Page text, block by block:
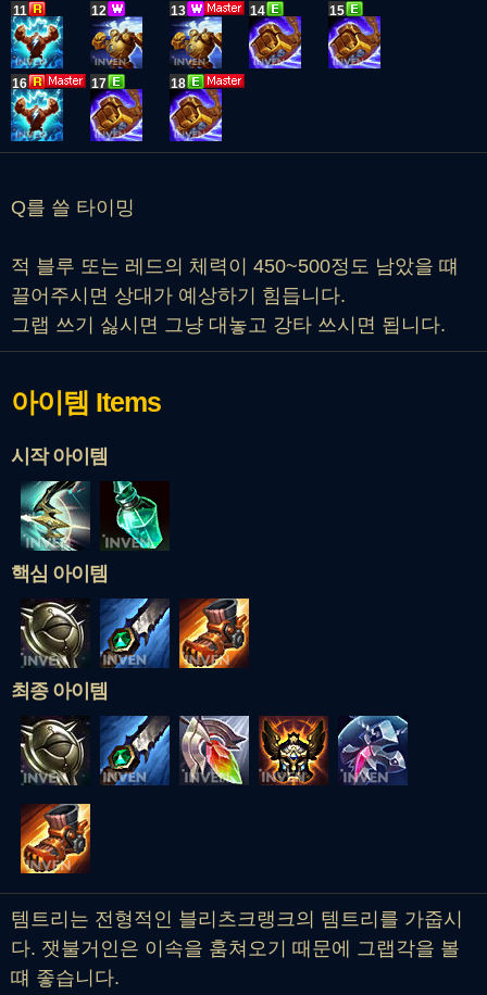
11 12 13 14 15
16 17 18
Q를 쓸 타이밍
적 블루 또는 레드의 체력이 450~500정도 남았을 떄
끌어주시면 상대가 예상하기 힘듭니다.
그랩 쓰기 싫시면 그냥 대놓고 강타 쓰시면 됩니다.
아이템 Items
시작 아이템
핵심 아이템
최종 아이템
템트리는 전형적인 블리츠크랭크의 템트리를 가줍시
다. 잿불거인은 이속을 훔쳐오기 때문에 그랩각을 볼
떄 좋습니다.